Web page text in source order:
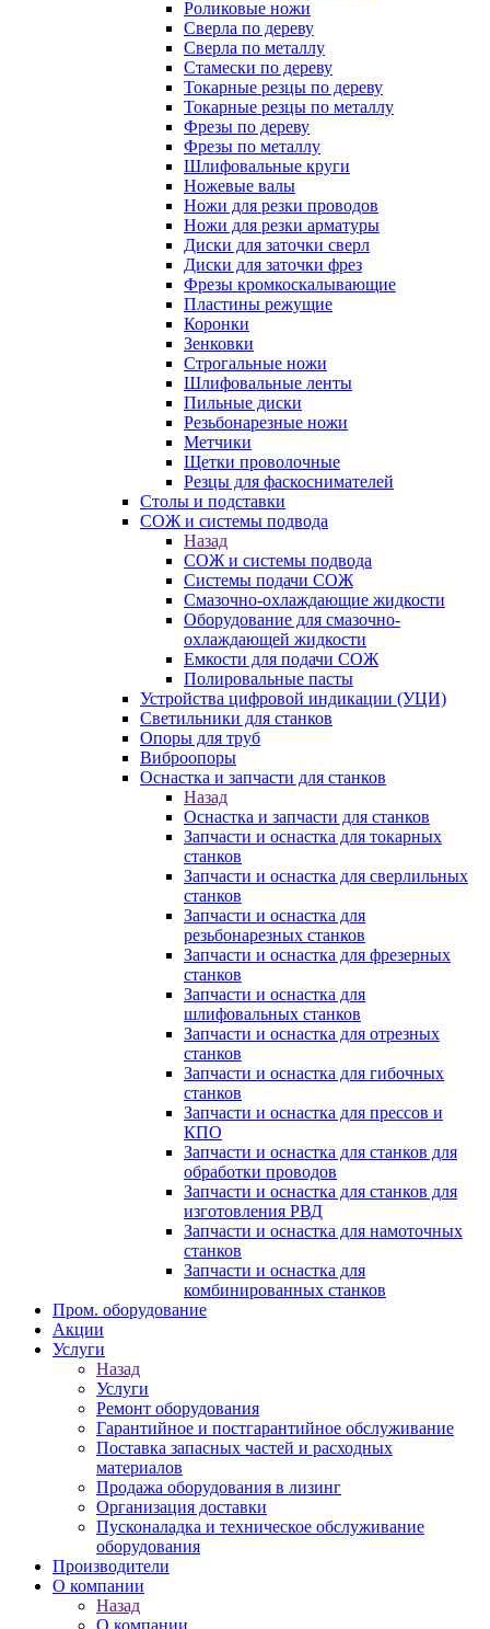
Роликовые ножи
Сверла по дереву
Сверла по металлу
Стамески по дереву
Токарные резцы по дереву
Токарные резцы по металлу
Фрезы по дереву
Фрезы по металлу
Шлифовальные круги
Ножевые валы
Ножи для резки проводов
Ножи для резки арматуры
Диски для заточки сверл
Диски для заточки фрез
Фрезы кромкоскалывающие
Пластины режущие
Коронки
Зенковки
Строгальные ножи
Шлифовальные ленты
Пильные диски
Резьбонарезные ножи
Метчики
Щетки проволочные
Резцы для фаскоснимателей
Столы и подставки
СОЖ и системы подвода
Назад
СОЖ и системы подвода
Системы подачи СОЖ
Смазочно-охлаждающие жидкости
Оборудование для смазочно-
охлаждающей жидкости
Емкости для подачи СОЖ
Полировальные пасты
Устройства цифровой индикации (УЦИ)
Светильники для станков
Опоры для труб
Виброопоры
Оснастка и запчасти для станков
Назад
Оснастка и запчасти для станков
Запчасти и оснастка для токарных
станков
Запчасти и оснастка для сверлильных
станков
Запчасти и оснастка для
резьбонарезных станков
Запчасти и оснастка для фрезерных
станков
Запчасти и оснастка для
шлифовальных станков
Запчасти и оснастка для отрезных
станков
Запчасти и оснастка для гибочных
станков
Запчасти и оснастка для прессов и
КПО
Запчасти и оснастка для станков для
обработки проводов
Запчасти и оснастка для станков для
изготовления РВД
Запчасти и оснастка для намоточных
станков
Запчасти и оснастка для
комбинированных станков
Пром. оборудование
Акции
Услуги
Назад
Услуги
Ремонт оборудования
Гарантийное и постгарантийное обслуживание
Поставка запасных частей и расходных
материалов
Продажа оборудования в лизинг
Организация доставки
Пусконаладка и техническое обслуживание
оборудования
Производители
О компании
Назад
О компании